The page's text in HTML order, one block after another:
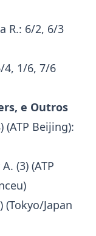
R.: 6/2, 6/3
4, 1/6, 7/6
, e Outros
(ATP Beijing):
(3) (ATP
(Tokyo/Japan